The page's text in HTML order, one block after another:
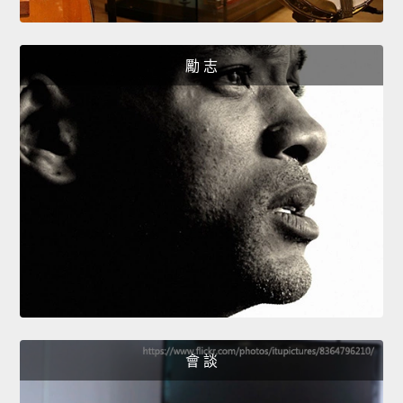
勵 志
會 談